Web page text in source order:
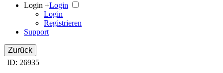
Login +Login
Login
Registrieren
Support
Zurück
ID: 26935